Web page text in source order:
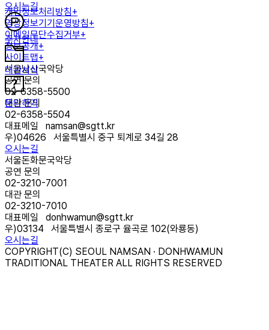
오시는길
주차안내
대관서식
문의하기
개인정보처리방침+
영상정보기기운영방침+
이메일무단수집거부+
정보공개+
사이트맵+
서울남산국악당
공연 문의
02-6358-5500
대관 문의
02-6358-5504
대표메일 namsan@sgtt.kr
우)04626
서울특별시 중구 퇴계로 34길 28
오시는길
서울돈화문국악당
공연 문의
02-3210-7001
대관 문의
02-3210-7010
대표메일 donhwamun@sgtt.kr
우)03134
서울특별시 종로구 율곡로 102(와룡동)
오시는길
COPYRIGHT(C) SEOUL NAMSAN · DONHWAMUN
TRADITIONAL THEATER ALL RIGHTS RESERVED